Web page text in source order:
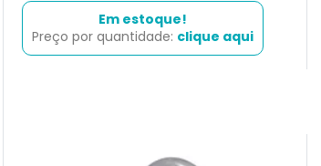
Em estoque!
Preço por quantidade: clique aqui